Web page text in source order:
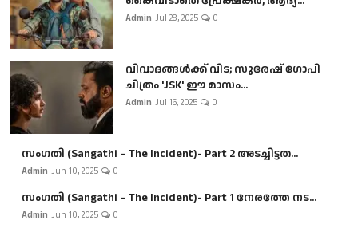
Admin Jul 28, 2025 0
വിവാദങ്ങൾക്ക് വിട; സുരേഷ് ഗോപി
ചിത്രം 'JSK' ഈ മാസം...
Admin Jul 16, 2025 0
സംഗതി (Sangathi – The Incident)- Part 2 അടച്ചിട്ടത...
Admin Jun 10, 2025 0
സംഗതി (Sangathi – The Incident)- Part 1 നേരത്തേ നട...
Admin Jun 10, 2025 0